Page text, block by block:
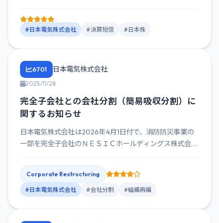
#日本電気株式会社 #決算短信 #日本株
6701 日本電気株式会社
2025/11/28
完全子会社との会社分割（簡易吸収分割）に
関するお知らせ
日本電気株式会社は2026年4月1日付で、消防防災事業の
一部を完全子会社のＮＥＳＩＣホールディングス株式会社
Corporate Restructuring
#日本電気株式会社 #会社分割 #組織再編